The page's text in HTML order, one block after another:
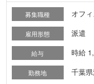
募集職種 オフ
雇用形態 派遣
給与 時給
勤務地 千葉